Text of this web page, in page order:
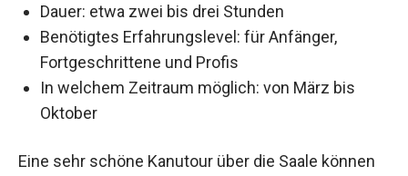
Dauer: etwa zwei bis drei Stunden
Benötigtes Erfahrungslevel: für Anfänger,
Fortgeschrittene und Profis
In welchem Zeitraum möglich: von März bis
Oktober
Eine sehr schöne Kanutour über die Saale können